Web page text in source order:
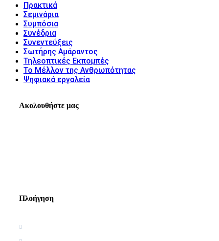
Πρακτικά
Σεμινάρια
Συμπόσια
Συνέδρια
Συνεντεύξεις
Σωτήρης Αμάραντος
Τηλεοπτικές Εκπομπές
Το Μέλλον της Ανθρωπότητας
Ψηφιακά εργαλεία
Ακολουθήστε μας
Πλοήγηση